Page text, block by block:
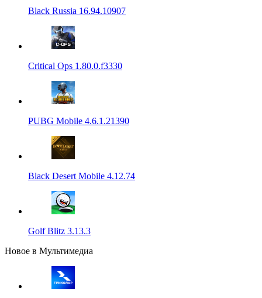
Black Russia 16.94.10907
Critical Ops 1.80.0.f3330
PUBG Mobile 4.6.1.21390
Black Desert Mobile 4.12.74
Golf Blitz 3.13.3
Новое в Мультимедиа